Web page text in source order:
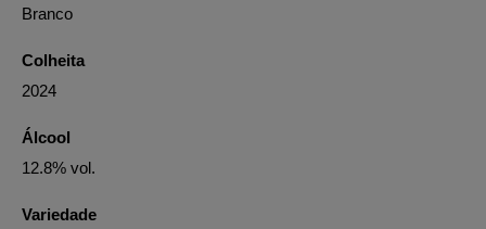
Branco
Colheita
2024
Álcool
12.8% vol.
Variedade